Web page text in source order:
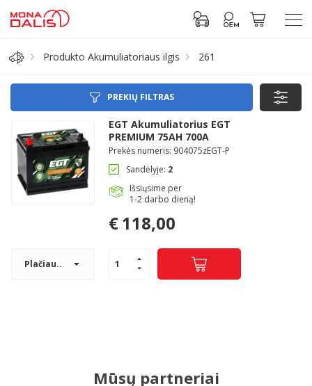
Antifrizas
Akumuliatorius
Prisijungti prie paskyros
Produkto Akumuliatoriaus ilgis 261
PREKIŲ FILTRAS
EGT Akumuliatorius EGT
PREMIUM 75AH 700A
Prekės numeris: 904075zEGT-P
Sandėlyje: 2
Išsiųsime per
1-2 darbo dieną!
€118,00
Plačiau..
Mūsų partneriai